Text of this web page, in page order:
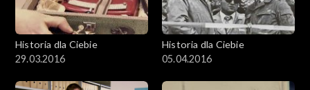
Historia dla Ciebie
29.03.2016
Historia dla Ciebie
05.04.2016